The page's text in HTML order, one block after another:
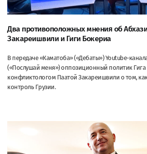
Два противоположных мнения об
Закареишвили и Гиги Бокериа
В передаче «Каматоба» («Дебаты») Youtube-
(«Послушай меня») оппозиционный политик Гига
конфликтологом Паатой Закареишвили о том,
контроль Грузии.